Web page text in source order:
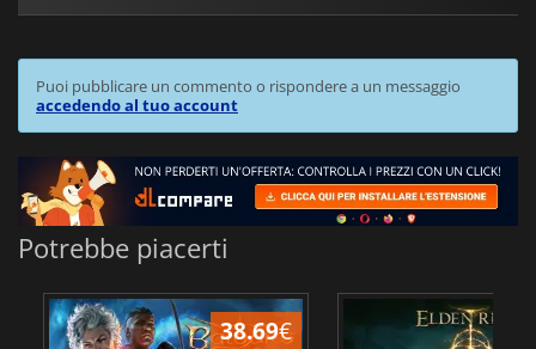
Puoi pubblicare un commento o rispondere a un messaggio
accedendo al tuo account
Potrebbe piacerti
38.69€